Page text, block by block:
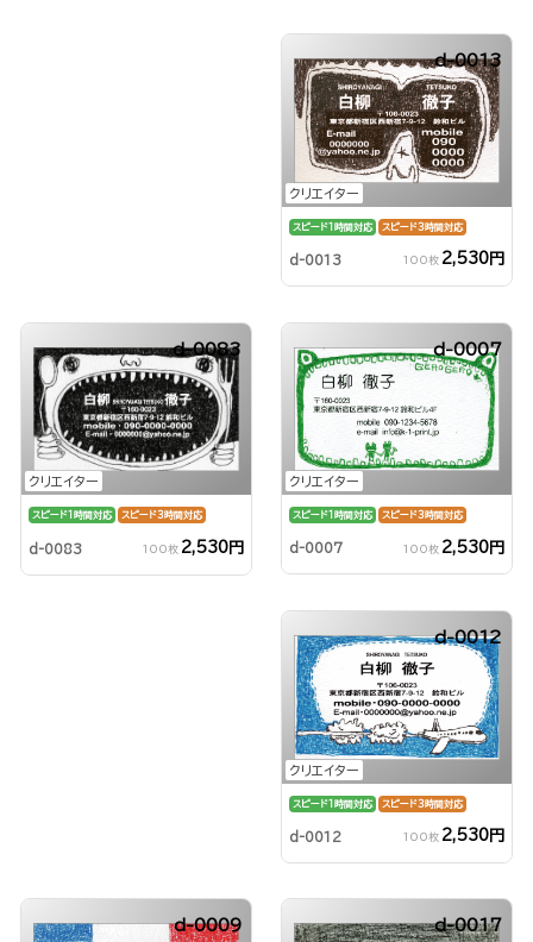
クリエイター
d-0013
スピード1時間対応 スピード3時間対応
d-0013 100枚 2,530円
クリエイター
d-0083
スピード1時間対応 スピード3時間対応
d-0083 100枚 2,530円
クリエイター
d-0007
スピード1時間対応 スピード3時間対応
d-0007 100枚 2,530円
クリエイター
d-0012
スピード1時間対応 スピード3時間対応
d-0012 100枚 2,530円
d-0009 d-0017